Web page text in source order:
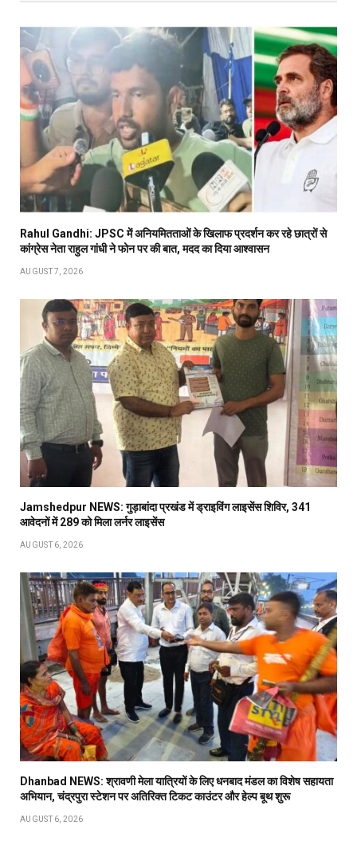
Rahul Gandhi: JPSC में अनियमितताओं के खिलाफ प्रदर्शन कर रहे छात्रों से
कांग्रेस नेता राहुल गांधी ने फोन पर की बात, मदद का दिया आश्वासन
AUGUST 7, 2026
Jamshedpur NEWS: गुड़ाबांदा प्रखंड में ड्राइविंग लाइसेंस शिविर, 341
आवेदनों में 289 को मिला लर्नर लाइसेंस
AUGUST 6, 2026
Dhanbad NEWS: श्रावणी मेला यात्रियों के लिए धनबाद मंडल का विशेष सहायता
अभियान, चंद्रपुरा स्टेशन पर अतिरिक्त टिकट काउंटर और हेल्प बूथ शुरू
AUGUST 6, 2026